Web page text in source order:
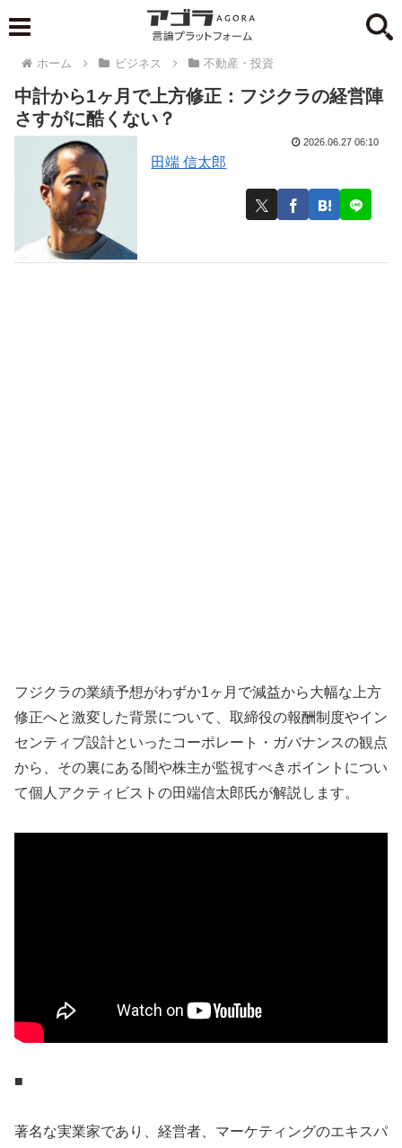
ホーム ビジネス 不動産・投資
中計から1ヶ月で上方修正：フジクラの経営陣
さすがに酷くない？
田端 信太郎
2026.06.27 06:10
フジクラの業績予想がわずか1ヶ月で減益から大幅な上方
修正へと激変した背景について、取締役の報酬制度やイン
センティブ設計といったコーポレート・ガバナンスの観点
から、その裏にある闇や株主が監視すべきポイントについ
て個人アクティビストの田端信太郎氏が解説します。
■
著名な実業家であり、経営者、マーケティングのエキスパ